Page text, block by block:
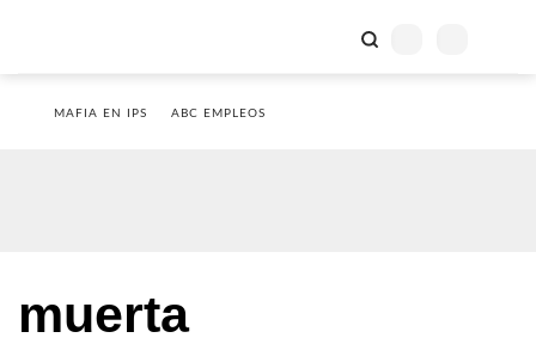
MAFIA EN IPS ABC EMPLEOS
muerta